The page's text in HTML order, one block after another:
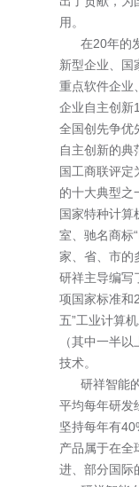
用。
在20年的发
新型企业、国
重点软件企业
企业自主创新
全国创先争优
自主创新的典
国工商联评定
的十大典型之
国家特种计算
室、驰名商标
家、省、市的
研祥主导编写
项国家标准和
五”工业计算
（其中一半
技术。
研祥智能的
平均每年研发
坚持每年有
产品属于在全
进、部分国际